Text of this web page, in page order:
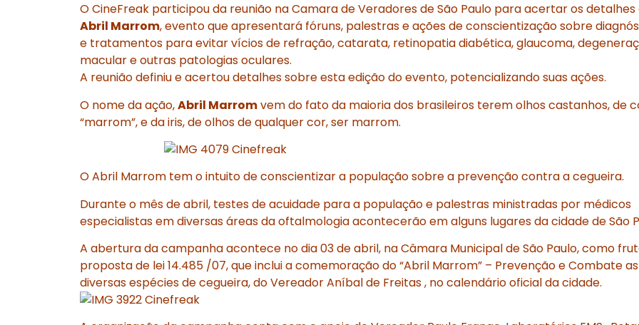
O CineFreak participou da reunião na Camara de Veradores de São Paulo para acertar os detalhes
Abril Marrom, evento que apresentará fóruns, palestras e ações de conscientização sobre
e tratamentos para evitar vícios de refração, catarata, retinopatia diabética, glaucoma,
macular e outras patologias oculares.
A reunião definiu e acertou detalhes sobre esta edição do evento, potencializando suas ações.
O nome da ação,Abril Marromvem do fato da maioria dos brasileiros terem olhos castanhos, de
“marrom”, e da iris, de olhos de qualquer cor, ser marrom.
O Abril Marrom tem o intuito de conscientizar a população sobre a prevenção contra a cegueira.
Durante o mês de abril, testes de acuidade para a população e palestras ministradas por médicos
especialistas em diversas áreas da oftalmologia acontecerão em alguns lugares da cidade de São
A abertura da campanha acontece no dia 03 de abril, na Câmara Municipal de São Paulo, como
proposta de lei 14.485 /07, que inclui a comemoração do “Abril Marrom” – Prevenção e Combate as
diversas espécies de cegueira, do Vereador Aníbal de Freitas , no calendário oficial da cidade.